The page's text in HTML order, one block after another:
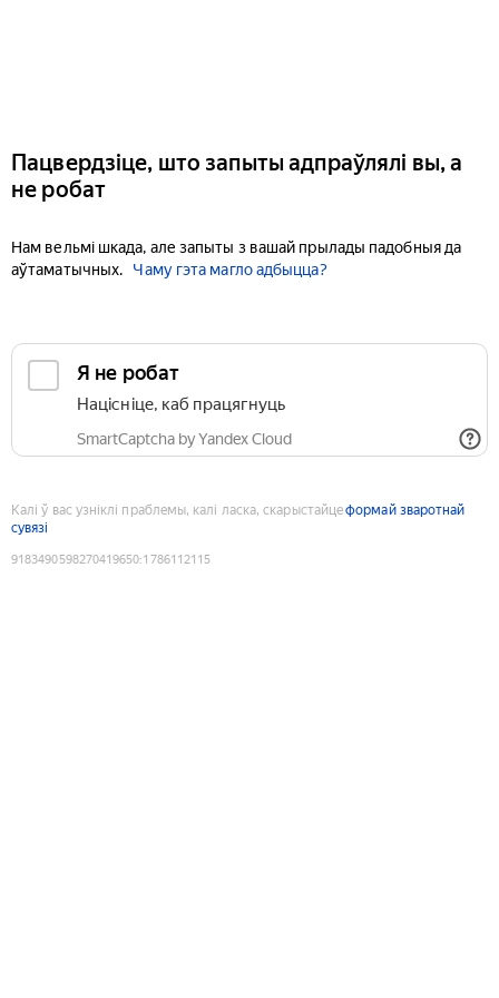
Пацвердзіце, што запыты адпраўлялі вы, а
не робат
Нам вельмі шкада, але запыты з вашай прылады падобныя да
аўтаматычных.
Чаму гэта магло адбыцца?
Я не робат
Націсніце, каб працягнуць
SmartCaptcha by Yandex Cloud
Калі ў вас узніклі праблемы, калі ласка, скарыстайцеформай зваротнай
сувязі
9183490598270419650:1786112115